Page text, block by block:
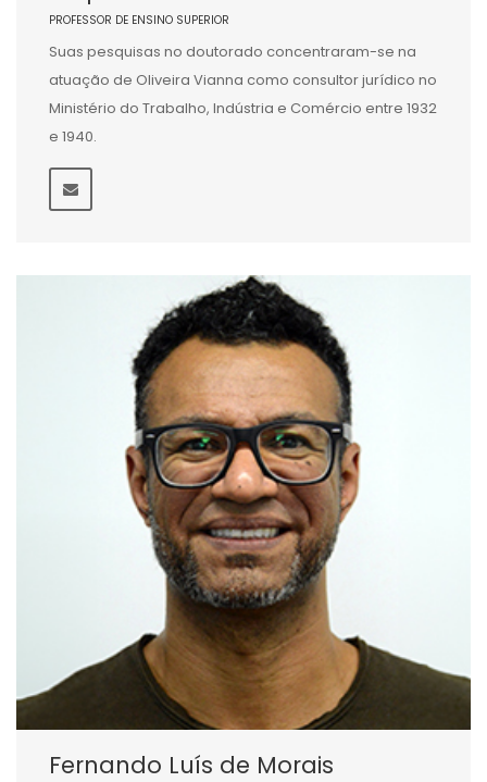
PROFESSOR DE ENSINO SUPERIOR
Suas pesquisas no doutorado concentraram-se na
atuação de Oliveira Vianna como consultor jurídico no
Ministério do Trabalho, Indústria e Comércio entre 1932
e 1940.
Fernando Luís de Morais